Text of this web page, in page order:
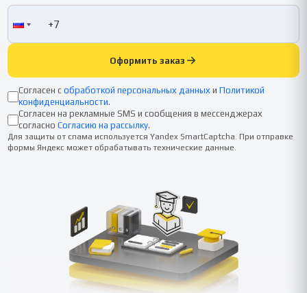
Оформить заказ
Согласен с обработкой персональных данных и Политикой
конфиденциальности.
Согласен на рекламные SMS и сообщения в мессенджерах
согласно Согласию на рассылку.
Для защиты от спама используется Yandex SmartCaptcha. При отправке
формы Яндекс может обрабатывать технические данные.